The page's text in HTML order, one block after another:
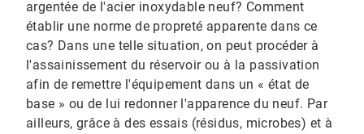
argentée de l'acier inoxydable neuf? Comment
établir une norme de propreté apparente dans ce
cas? Dans une telle situation, on peut procéder à
l'assainissement du réservoir ou à la passivation
afin de remettre l'équipement dans un « état de
base » ou de lui redonner l'apparence du neuf. Par
ailleurs, grâce à des essais (résidus, microbes) et à